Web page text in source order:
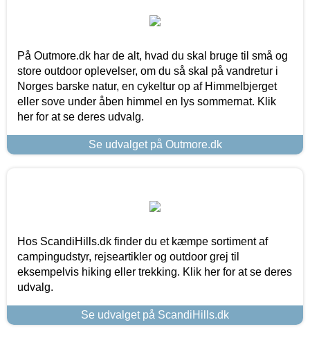
På Outmore.dk har de alt, hvad du skal bruge til små og
store outdoor oplevelser, om du så skal på vandretur i
Norges barske natur, en cykeltur op af Himmelbjerget
eller sove under åben himmel en lys sommernat. Klik
her for at se deres udvalg.
Se udvalget på Outmore.dk
Hos ScandiHills.dk finder du et kæmpe sortiment af
campingudstyr, rejseartikler og outdoor grej til
eksempelvis hiking eller trekking. Klik her for at se deres
udvalg.
Se udvalget på ScandiHills.dk